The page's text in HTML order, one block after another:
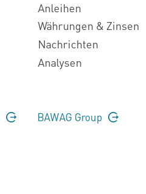
Anleihen
Währungen & Zinsen
Nachrichten
Analysen
BAWAG Group